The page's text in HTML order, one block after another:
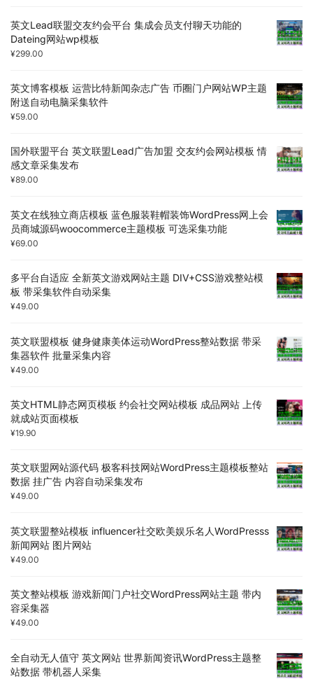
英文Lead联盟交友约会平台 集成会员支付聊天功能的
Dateing网站wp模板
¥299.00
英文博客模板 运营比特新闻杂志广告 币圈门户网站WP主题
附送自动电脑采集软件
¥59.00
国外联盟平台 英文联盟Lead广告加盟 交友约会网站模板 情
感文章采集发布
¥89.00
英文在线独立商店模板 蓝色服装鞋帽装饰WordPress网上会
员商城源码woocommerce主题模板 可选采集功能
¥69.00
多平台自适应 全新英文游戏网站主题 DIV+CSS游戏整站模
板 带采集软件自动采集
¥49.00
英文联盟模板 健身健康美体运动WordPress整站数据 带采
集器软件 批量采集内容
¥49.00
英文HTML静态网页模板 约会社交网站模板 成品网站 上传
就成站页面模板
¥19.90
英文联盟网站源代码 极客科技网站WordPress主题模板整站
数据 挂广告 内容自动采集发布
¥49.00
英文联盟整站模板 influencer社交欧美娱乐名人WordPresss
新闻网站 图片网站
¥49.00
英文整站模板 游戏新闻门户社交WordPress网站主题 带内
容采集器
¥49.00
全自动无人值守 英文网站 世界新闻资讯WordPress主题整
站数据 带机器人采集